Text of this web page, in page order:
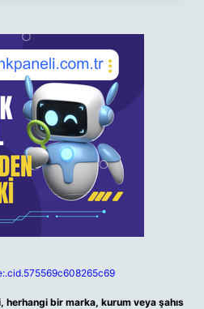
herhangi bir marka, kurum veya şahıs